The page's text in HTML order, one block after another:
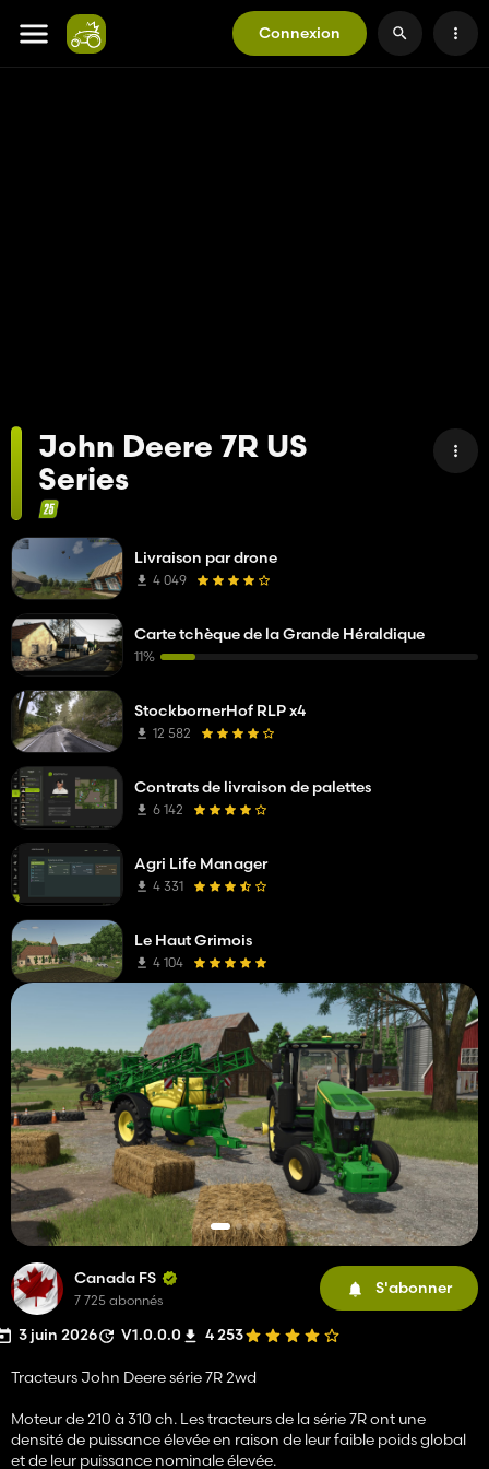
Connexion
John Deere 7R US
Series
Canada FS
7 725 abonnés
S'abonner
3 juin 2026 V1.0.0.0 4 253
Tracteurs John Deere série 7R 2wd
Moteur de 210 à 310 ch. Les tracteurs de la série 7R ont une
densité de puissance élevée en raison de leur faible poids global
et de leur puissance nominale élevée.
Livraison par drone
4 049
Carte tchèque de la Grande Héraldique
11%
StockbornerHof RLP x4
12 582
Contrats de livraison de palettes
6 142
Agri Life Manager
4 331
Le Haut Grimois
4 104